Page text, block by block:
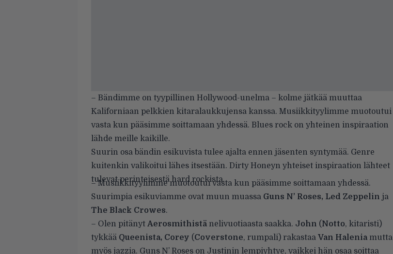
– Bändimme on tyypillinen Hollywood-unelma – kolme jätkää muuttaa
Kaliforniaan pelkkien kitaralaukkujensa kanssa. Musiikkityylimme muotoutui
vasta kun pääsimme soittamaan yhdessä. Blues rock on yhteinen inspiraation
lähde meille kaikille.
Suurin osa bändin esikuvista tulee ajalta ennen jäsenten syntymää. Genre
kuitenkin valikoitui lähes itsestään. Dirty Honeyn yhteiset inspiraation lähteet
tulevat perinteisestä hard rockista.
– Musiikkityylimme muotoutui vasta kun pääsimme soittamaan yhdessä.
Suurimpia esikuviamme ovat muun muassa Guns N’ Roses, Led Zeppelin ja
The Black Crowes.
– Olen pitänyt Aerosmithistä nelivuotiaasta saakka. John (Notto, kitaristi)
tykkää Queenista, Corey (Coverstone, rumpali) rakastaa Van Haleniamutta
myös jazzia. Guns N’ Roses on Justinin lempiyhtye, vaikkei hän osaa soittaa